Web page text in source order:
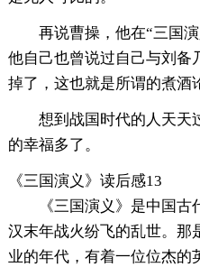
再说曹操，他在“三国
他自己也曾说过自己与刘备
掉了，这也就是所谓的煮酒
想到战国时代的人天天
的幸福多了。
《三国演义》读后感13
《三国演义》是中国
汉末年战火纷飞的乱世。那
业的年代，有着一位位杰的